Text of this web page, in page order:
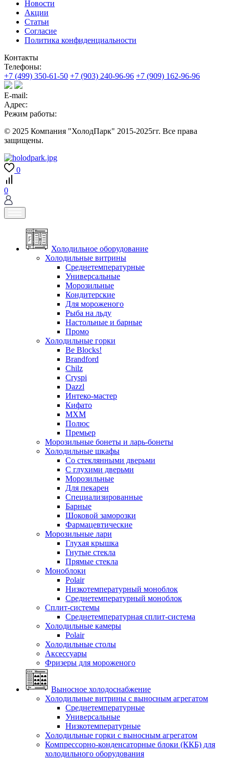
Новости
Акции
Статьи
Согласие
Политика конфиденциальности
Контакты
Телефоны:
+7 (499) 350-61-50 +7 (903) 240-96-96 +7 (909) 162-96-96
E-mail:
Адрес:
Режим работы:
© 2025 Компания "ХолодПарк" 2015-2025гг. Все права
защищены.
0
0
Холодильное оборудование
Холодильные витрины
Среднетемпературные
Универсальные
Морозильные
Кондитерские
Для мороженого
Рыба на льду
Настольные и барные
Промо
Холодильные горки
Be Blocks!
Brandford
Chilz
Cryspi
Dazzl
Интеко-мастер
Кифато
МХМ
Полюс
Премьер
Морозильные бонеты и ларь-бонеты
Холодильные шкафы
Со стеклянными дверьми
С глухими дверьми
Морозильные
Для пекарен
Специализированные
Барные
Шоковой заморозки
Фармацевтические
Морозильные лари
Глухая крышка
Гнутые стекла
Прямые стекла
Моноблоки
Polair
Низкотемпературный моноблок
Среднетемпературный моноблок
Сплит-системы
Среднетемпературная сплит-система
Холодильные камеры
Polair
Холодильные столы
Аксессуары
Фризеры для мороженого
Выносное холодоснабжение
Холодильные витрины с выносным агрегатом
Среднетемпературные
Универсальные
Низкотемпературные
Холодильные горки с выносным агрегатом
Компрессорно-конденсаторные блоки (ККБ) для
холодильного оборудования